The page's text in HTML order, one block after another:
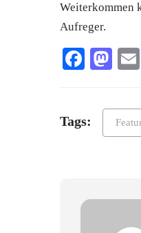
Weiterkommen
Aufreger.
Tags: